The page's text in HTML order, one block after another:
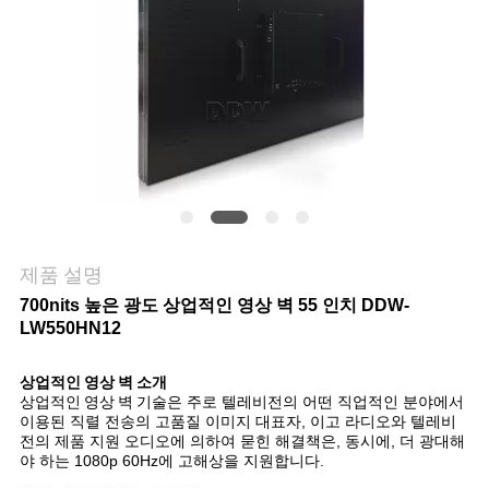
락
하
시
오
제품 설명
700nits 높은 광도 상업적인 영상 벽 55 인치 DDW-
LW550HN12
상업적인 영상 벽 소개
상업적인 영상 벽 기술은 주로 텔레비전의 어떤 직업적인 분야에서
이용된 직렬 전송의 고품질 이미지 대표자, 이고 라디오와 텔레비
전의 제품 지원 오디오에 의하여 묻힌 해결책은, 동시에, 더 광대해
야 하는 1080p 60Hz에 고해상을 지원합니다.